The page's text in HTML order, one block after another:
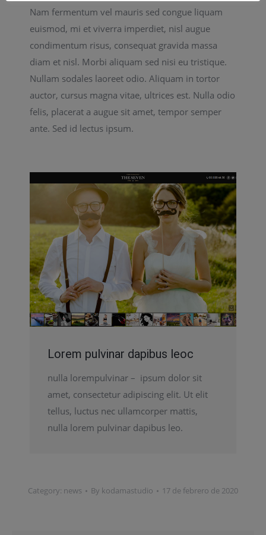
Nam fermentum vel mauris sed congue liquam
euismod, mi et viverra imperdiet, nisl augue
condimentum risus, consequat gravida massa
diam et nisl. Morbi aliquam sed nisi eu tristique.
Nullam sodales laoreet odio. Aliquam in tortor
auctor, cursus magna vitae, ultrices est. Nulla odio
felis, placerat a augue sit amet, tempor semper
ante. Sed id lectus ipsum.
Lorem pulvinar dapibus leoc
nulla lorempulvinar – ipsum dolor sit
amet, consectetur adipiscing elit. Ut elit
tellus, luctus nec ullamcorper mattis,
nulla lorem pulvinar dapibus leo.
Category: news By kodamastudio 17 de febrero de 2020